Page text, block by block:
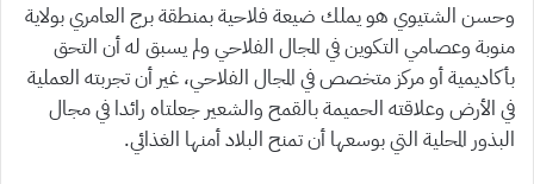
وحسن الشتيوي هو يملك ضيعة فلاحية بمنطقة برج العامري بولاية
منوبة وعصامي التكوين في المجال الفلاحي ولم يسبق له أن التحق
بأكاديمية أو مركز متخصص في المجال الفلاحي، غير أن تجربته العملية
في الأرض وعلاقته الحميمة بالقمح والشعير جعلتاه رائدا في مجال
البذور المحلية التي بوسعها أن تمنح البلاد أمنها الغذائي.